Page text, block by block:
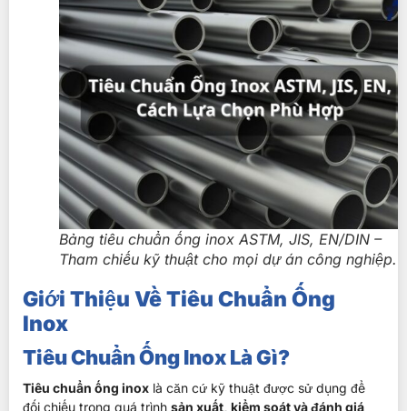
Bảng tiêu chuẩn ống inox ASTM, JIS, EN/DIN –
Tham chiếu kỹ thuật cho mọi dự án công nghiệp.
Giới Thiệu Về Tiêu Chuẩn Ống
Inox
Tiêu Chuẩn Ống Inox Là Gì?
Tiêu chuẩn ống inox là căn cứ kỹ thuật được sử dụng để
đối chiếu trong quá trình sản xuất, kiểm soát và đánh giá